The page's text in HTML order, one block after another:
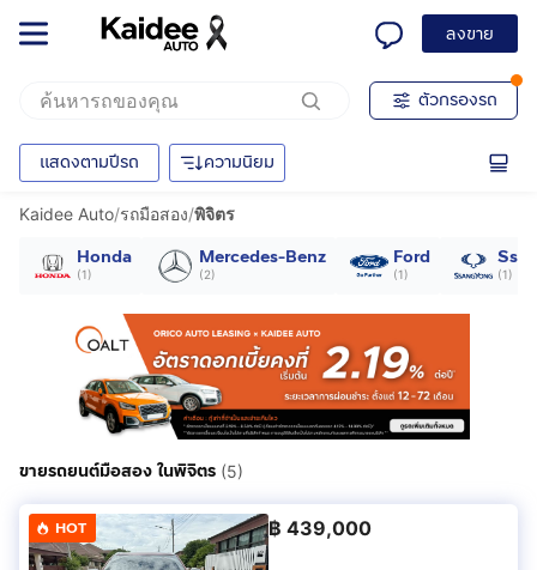
ลงขาย
ตัวกรองรถ
แสดงตามปีรถ ความนิยม
Kaidee Auto/รถมือสอง/พิจิตร
Honda
(1)
Mercedes-Benz
(2)
Ford
(1) (1)
ขายรถยนต์มือสอง ในพิจิตร (5)
HOT ฿ 439,000